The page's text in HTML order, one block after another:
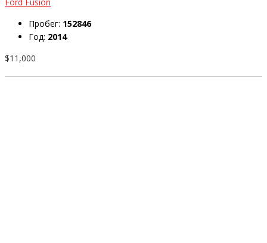
Пробег: 152846
Год: 2014
$11,000